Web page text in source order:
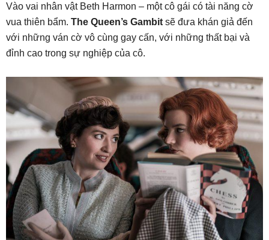
Vào vai nhân vật Beth Harmon – một cô gái có tài năng cờ
vua thiên bẩm. The Queen’s Gambit sẽ đưa khán giả đến
với những ván cờ vô cùng gay cấn, với những thất bại và
đỉnh cao trong sự nghiệp của cô.